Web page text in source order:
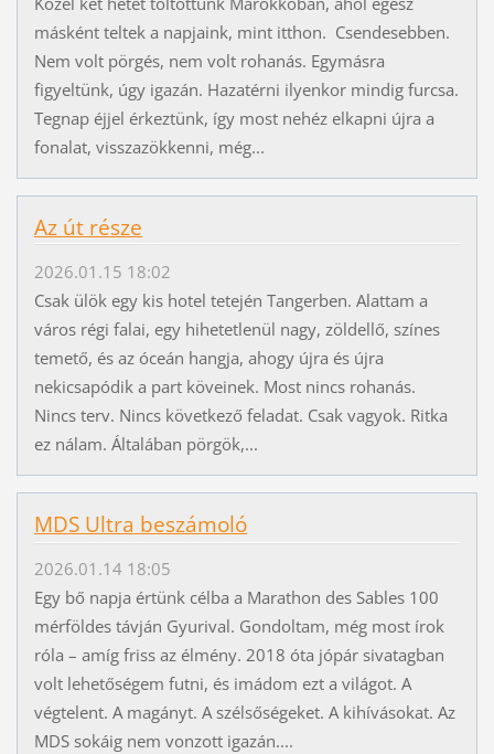
másként teltek a napjaink, mint itthon. Csendesebben.
Nem volt pörgés, nem volt rohanás. Egymásra
figyeltünk, úgy igazán. Hazatérni ilyenkor mindig furcsa.
Tegnap éjjel érkeztünk, így most nehéz elkapni újra a
fonalat, visszazökkenni, még...
Az út része
2026.01.15 18:02
Csak ülök egy kis hotel tetején Tangerben. Alattam a
város régi falai, egy hihetetlenül nagy, zöldellő, színes
temető, és az óceán hangja, ahogy újra és újra
nekicsapódik a part köveinek. Most nincs rohanás.
Nincs terv. Nincs következő feladat. Csak vagyok. Ritka
ez nálam. Általában pörgök,...
MDS Ultra beszámoló
2026.01.14 18:05
Egy bő napja értünk célba a Marathon des Sables 100
mérföldes távján Gyurival. Gondoltam, még most írok
róla – amíg friss az élmény. 2018 óta jópár sivatagban
volt lehetőségem futni, és imádom ezt a világot. A
végtelent. A magányt. A szélsőségeket. A kihívásokat. Az
MDS sokáig nem vonzott igazán....